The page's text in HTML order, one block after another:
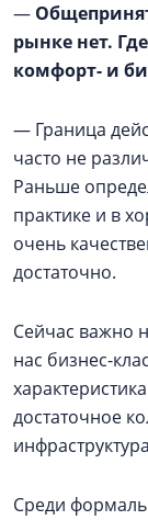
—
рынке нет.
комфорт- и
— Граница
часто не
Раньше
практике и в
очень
достаточно.
Сейчас важно
нас бизнес-
достаточное
Среди